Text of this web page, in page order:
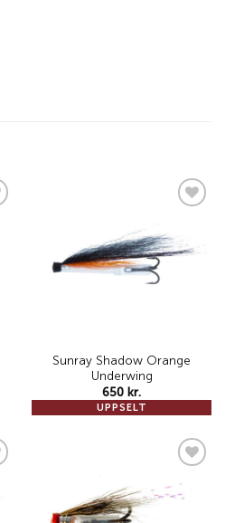
UPPSELT
Sunray Shadow Orange
Underwing
650 kr.
wishlist